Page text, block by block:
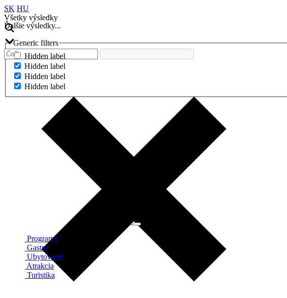
SK HU
Všetky výsledky
Ďalšie výsledky...
Generic filters
Hidden label
Hidden label
Hidden label
Hidden label
Programy
Gastro
Ubytovanie
Atrakcia
Turistika